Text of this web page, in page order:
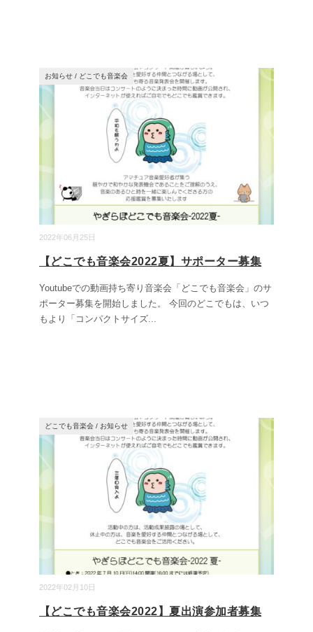
2022年06月25日
お知らせ / どこでも音楽会
【どこでも音楽会2022夏】サポーター募集
Youtubeでの動画持ち寄り音楽会「どこでも音楽会」のサ
ポーター募集を開始しました。 今回のどこでもは、いつ
もより「コンパクトサイズ...
2022年02月10日
どこでも音楽会 / お知らせ
【どこでも音楽会2022】夏出演参加者募集